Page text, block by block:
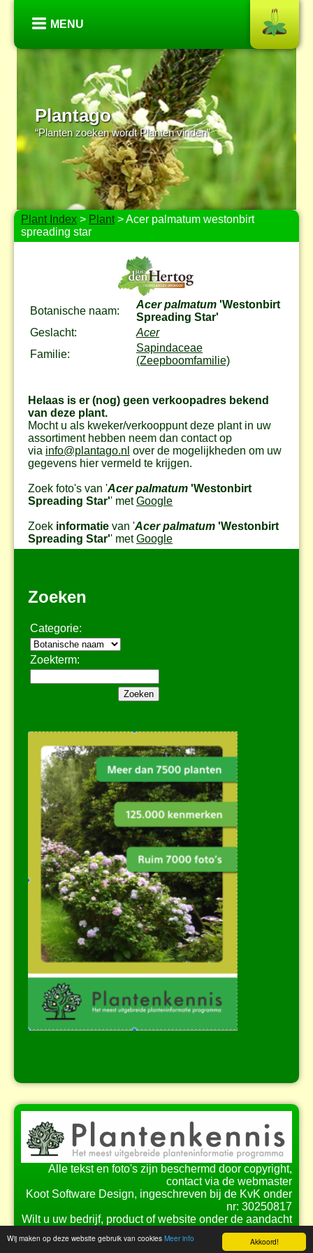
Akkoord!
Wij maken op deze website gebruik van cookies Meer info
MENU
Plantago
“Planten zoeken wordt Planten vinden”
Plant Index > Plant> Acer palmatum westonbirt
spreading star
Botanische naam:
Acer palmatum 'Westonbirt
Spreading Star'
Geslacht:
Acer
Familie:
Sapindaceae
(Zeepboomfamilie)
Helaas is er (nog) geen verkoopadres bekend
van deze plant.
Mocht u als kweker/verkooppunt deze plant in uw
assortiment hebben neem dan contact op
via info@plantago.nl over de mogelijkheden om uw
gegevens hier vermeld te krijgen.
Zoek foto's van 'Acer palmatum 'Westonbirt
Spreading Star'' metGoogle
Zoek informatie van 'Acer palmatum 'Westonbirt
Spreading Star'' metGoogle
Zoeken
Categorie:
Zoekterm:
Alle tekst en foto's zijn beschermd door copyright,
contact via de webmaster
Koot Software Design, ingeschreven bij de KvK onder
nr: 30250817
Wilt u uw bedrijf, product of website onder de aandacht
brengen bij onze bezoekers?
Bekijk demogelijkhedenvoor samenwerking.